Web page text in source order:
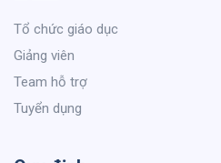
Tổ chức giáo dục
Giảng viên
Team hỗ trợ
Tuyển dụng